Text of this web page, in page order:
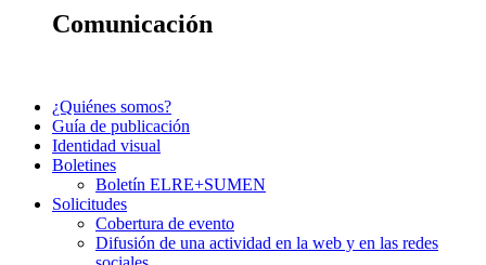
Comunicación
¿Quiénes somos?
Guía de publicación
Identidad visual
Boletines
Boletín ELRE+SUMEN
Solicitudes
Cobertura de evento
Difusión de una actividad en la web y en las redes